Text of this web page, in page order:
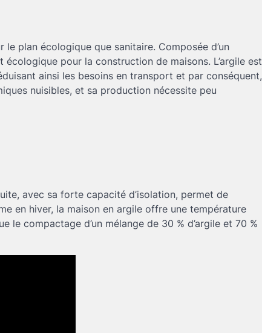
plan écologique que sanitaire. Composée d’un
écologique pour la construction de maisons. L’argile est
ainsi les besoins en transport et par conséquent,
nuisibles, et sa production nécessite peu
avec sa forte capacité d’isolation, permet de
en hiver, la maison en argile offre une température
le compactage d’un mélange de 30 % d’argile et 70 %